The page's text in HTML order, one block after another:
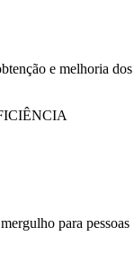
e melhoria dos
para pessoas